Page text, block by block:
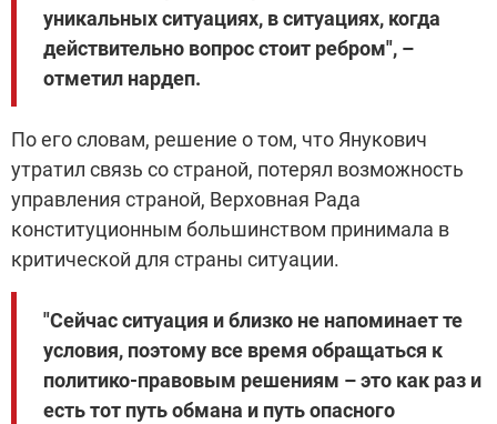
уникальных ситуациях, в ситуациях, когда
действительно вопрос стоит ребром", –
отметил нардеп.
По его словам, решение о том, что Янукович
утратил связь со страной, потерял возможность
управления страной, Верховная Рада
конституционным большинством принимала в
критической для страны ситуации.
"Сейчас ситуация и близко не напоминает те
условия, поэтому все время обращаться к
политико-правовым решениям – это как раз и
есть тот путь обмана и путь опасного